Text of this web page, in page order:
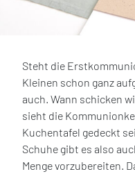
Steht die
Kleinen schon ganz
auch. Wann schicken
sieht die
Kuchentafel gedeckt
Schuhe gibt es also
Menge vorzubereiten.